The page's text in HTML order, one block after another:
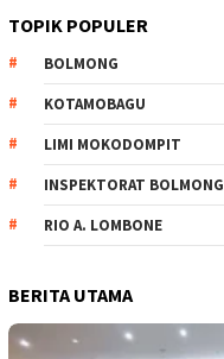
TOPIK POPULER
BOLMONG
KOTAMOBAGU
LIMI MOKODOMPIT
INSPEKTORAT BOLMONG
RIO A. LOMBONE
BERITA UTAMA